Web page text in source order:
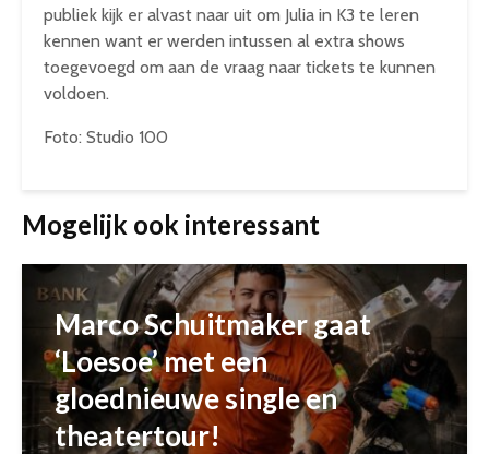
publiek kijk er alvast naar uit om Julia in K3 te leren
kennen want er werden intussen al extra shows
toegevoegd om aan de vraag naar tickets te kunnen
voldoen.
Foto: Studio 100
Mogelijk ook interessant
Marco Schuitmaker gaat
‘Loesoe’ met een
gloednieuwe single en
theatertour!